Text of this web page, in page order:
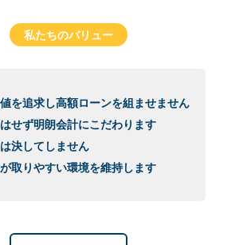
私たちのバリュー
を追求し高額ローンを組ませません
せず明朗会計にこだわります
決してしません
取りやすい環境を維持します